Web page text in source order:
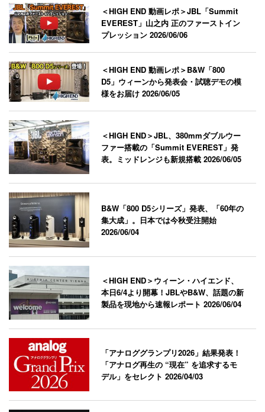
＜HIGH END 動画レポ＞JBL「Summit
EVEREST」山之内 正のファーストイン
プレッション2026/06/06
＜HIGH END 動画レポ＞B&W「800
D5」ウィーンから発表会・試聴デモの模
様をお届け2026/06/05
＜HIGH END＞JBL、380mmダブルウー
ファー搭載の「Summit EVEREST」発
表。ミッドレンジも新規搭載2026/06/05
B&W「800 D5シリーズ」発表、「60年の
集大成」。日本では今秋受注開始
2026/06/04
＜HIGH END＞ウィーン・ハイエンド、
本日6/4より開幕！JBLやB&W、話題の新
製品を現地から速報レポート2026/06/04
「アナロググランプリ2026」結果発表！
「アナログ再生の “現在” を追求するモ
デル」をセレクト2026/04/03